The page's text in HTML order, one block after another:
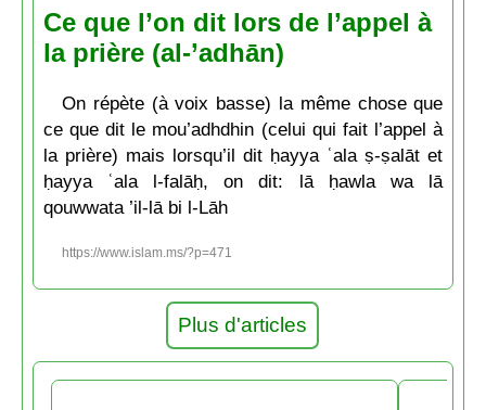
Ce que l’on dit lors de l’appel à
la prière (al-’adhān)
On répète (à voix basse) la même chose que
ce que dit le mou’adhdhin (celui qui fait l’appel à
la prière) mais lorsqu’il dit ḥayya ʿala ṣ-ṣalāt et
ḥayya ʿala l-falāḥ, on dit: lā ḥawla wa lā
qouwwata ’il-lā bi l-Lāh
https://www.islam.ms/?p=471
Plus d'articles